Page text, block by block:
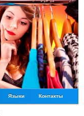
Языки Контакты